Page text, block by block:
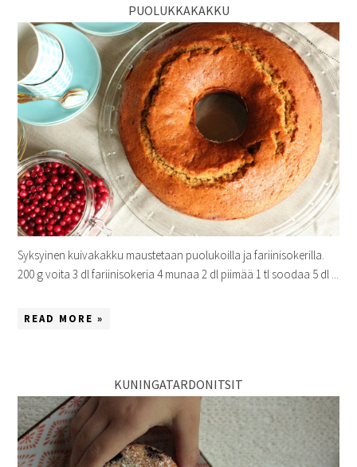
PUOLUKKAKAKKU
Syksyinen kuivakakku maustetaan puolukoilla ja fariinisokerilla.
200 g voita 3 dl fariinisokeria 4 munaa 2 dl piimää 1 tl soodaa 5 dl ...
READ MORE »
KUNINGATARDONITSIT